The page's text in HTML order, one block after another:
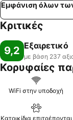
Εμφάνιση όλων
Κριτικές
9,2 Εξαιρετικό
με βάση 237
Κορυφαίες
WiFi στην υποδοχή
Κατοικίδια επιτρέπονται